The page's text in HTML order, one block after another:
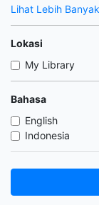
Lihat Lebih Banyak
Lokasi
My Library
Bahasa
English
Indonesia